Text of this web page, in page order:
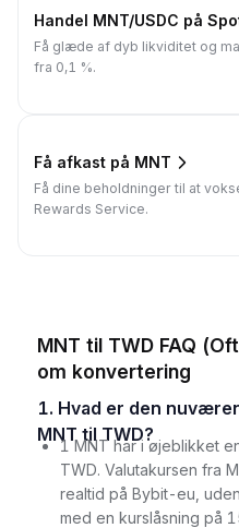
Handel MNT/USDC på
Få glæde af dyb likviditet og
fra 0,1 %.
Få afkast på MNT
Få dine beholdninger til at
Rewards Service.
MNT til TWD FAQ
om konvertering
1. Hvad er den nuværende valutakurs fra
MNT til TWD?
1 MNT har i øjeblikket
TWD. Valutakursen fra
realtid på Bybit-eu,
med en kurslåsning på